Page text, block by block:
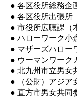
● 各区役所総務企
● 各区役所出張所
● 市役所広聴課（
● ハローワーク小
● マザーズハロー
● ウーマンワーク
● 北九州市立男女
● （公財）アジア
● 直方市男女共同